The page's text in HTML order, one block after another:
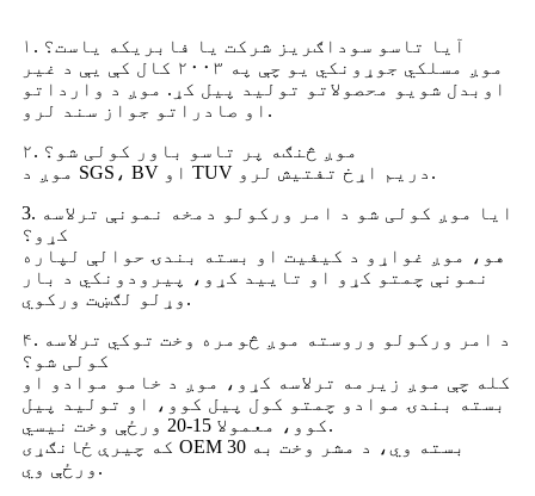
۱. آیا تاسو سوداګریز شرکت یا فابریکه یاست؟
موږ مسلکي جوړونکي یو چې په ۲۰۰۳ کال کې یې د غیر
اوبدل شویو محصولاتو تولید پیل کړ. موږ د وارداتو
او صادراتو جواز سند لرو.
۲. موږ څنګه پر تاسو باور کولی شو؟
موږ د SGS، BV او TUV دریم اړخ تفتیش لرو.
3. ایا موږ کولی شو د امر ورکولو دمخه نمونې ترلاسه
کړو؟
هو، موږ غواړو د کیفیت او بسته بندۍ حوالې لپاره
نمونې چمتو کړو او تایید کړو، پیرودونکي د بار
وړلو لګښت ورکوي.
۴. د امر ورکولو وروسته موږ څومره وخت توکي ترلاسه
کولی شو؟
کله چې موږ زیرمه ترلاسه کړو، موږ د خامو موادو او
بسته بندۍ موادو چمتو کول پیل کوو، او تولید پیل
کوو، معمولا 15-20 ورځې وخت نیسي.
که چیرې ځانګړی OEM بسته وي، د مشر وخت به 30
ورځې وي.